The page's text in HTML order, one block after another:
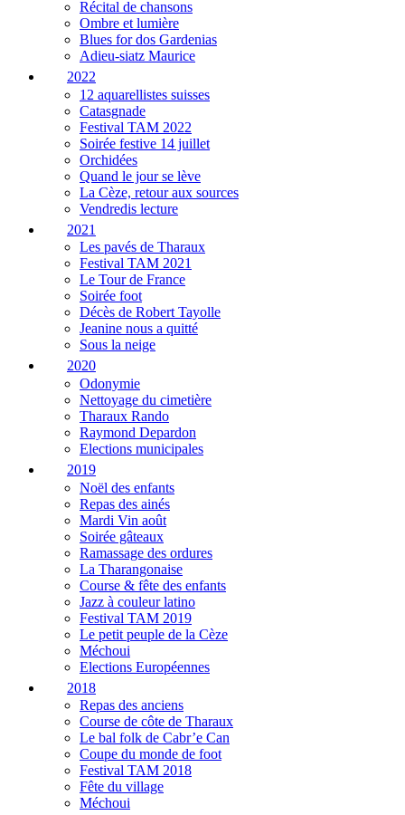
Récital de chansons
Ombre et lumière
Blues for dos Gardenias
Adieu-siatz Maurice
2022
12 aquarellistes suisses
Catasgnade
Festival TAM 2022
Soirée festive 14 juillet
Orchidées
Quand le jour se lève
La Cèze, retour aux sources
Vendredis lecture
2021
Les pavés de Tharaux
Festival TAM 2021
Le Tour de France
Soirée foot
Décès de Robert Tayolle
Jeanine nous a quitté
Sous la neige
2020
Odonymie
Nettoyage du cimetière
Tharaux Rando
Raymond Depardon
Elections municipales
2019
Noël des enfants
Repas des ainés
Mardi Vin août
Soirée gâteaux
Ramassage des ordures
La Tharangonaise
Course & fête des enfants
Jazz à couleur latino
Festival TAM 2019
Le petit peuple de la Cèze
Méchoui
Elections Européennes
2018
Repas des anciens
Course de côte de Tharaux
Le bal folk de Cabr’e Can
Coupe du monde de foot
Festival TAM 2018
Fête du village
Méchoui